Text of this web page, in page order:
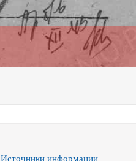
Источники информации